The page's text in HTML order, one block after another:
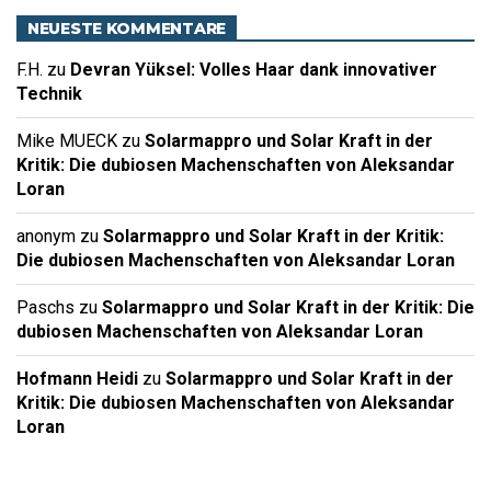
NEUESTE KOMMENTARE
F.H. zu Devran Yüksel: Volles Haar dank innovativer
Technik
Mike MUECK zu Solarmappro und Solar Kraft in der
Kritik: Die dubiosen Machenschaften von Aleksandar
Loran
anonym zu Solarmappro und Solar Kraft in der Kritik:
Die dubiosen Machenschaften von Aleksandar Loran
Paschs zu Solarmappro und Solar Kraft in der Kritik: Die
dubiosen Machenschaften von Aleksandar Loran
Hofmann Heidi zu Solarmappro und Solar Kraft in der
Kritik: Die dubiosen Machenschaften von Aleksandar
Loran